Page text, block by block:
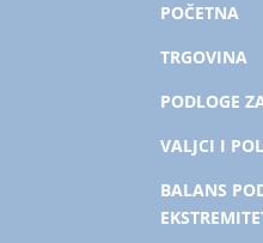
POČETNA
TRGOVINA
PODLOGE
VALJCI I
BALANS